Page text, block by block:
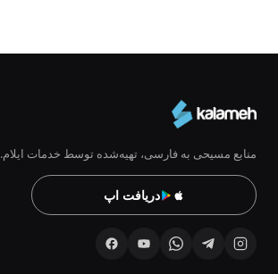
منابع مسیحی به فارسی، تهیه‌شده توسط خدمات ایلام.
دریافت اپ